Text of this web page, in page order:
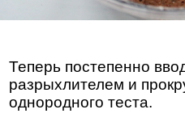
Теперь постепенно
разрыхлителем и
однородного теста.